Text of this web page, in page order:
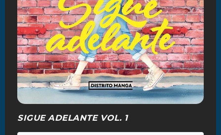
SIGUE ADELANTE VOL. 1